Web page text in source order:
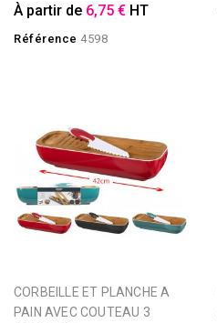
À partir de 6,75 € HT
Référence 4598
CORBEILLE ET PLANCHE A
PAIN AVEC COUTEAU 3